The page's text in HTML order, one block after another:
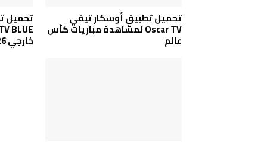
تحميل تطبيق أوسكار تيفي
Oscar TV لمشاهدة مباريات كأس
عالم
تحميل
خارجي 2026